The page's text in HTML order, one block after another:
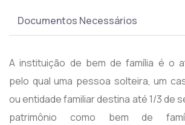
Documentos Necessários
A instituição de bem de família é o
pelo qual uma pessoa solteira, um
ou entidade familiar destina até 1/3 de
patrimônio como bem de